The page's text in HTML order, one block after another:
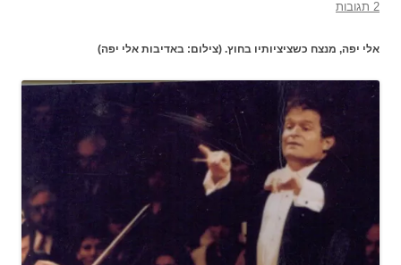
2 תגובות
אלי יפה, מנצח כשציציותיו בחוץ. (צילום: באדיבות אלי יפה)